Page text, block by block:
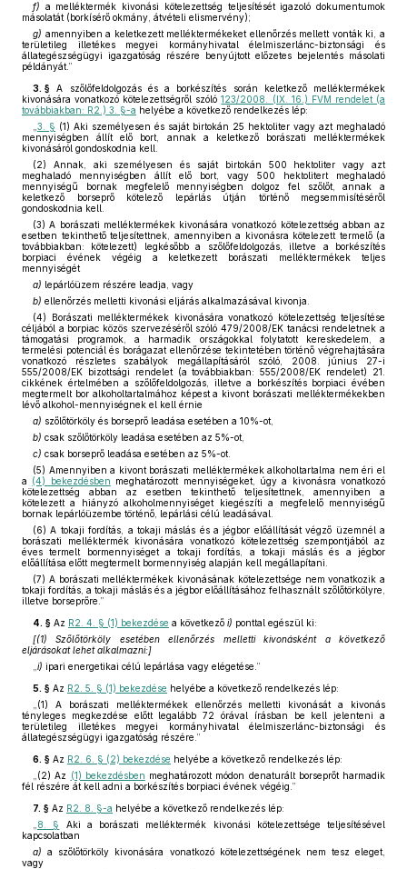
f) a melléktermék kivonási kötelezettség teljesítését igazoló dokumentumok
másolatát (borkísérő okmány, átvételi elismervény);
g) amennyiben a keletkezett melléktermékeket ellenőrzés mellett vonták ki, a
területileg illetékes megyei kormányhivatal élelmiszerlánc-biztonsági és
állategészségügyi igazgatóság részére benyújtott előzetes bejelentés másolati
példányát.”
3. § A szőlőfeldolgozás és a borkészítés során keletkező melléktermékek
kivonására vonatkozó kötelezettségről szóló123/2008. (IX. 16.) FVM rendelet (a
továbbiakban: R2.) 3. §-a helyébe a következő rendelkezés lép:
3. § (1) Aki személyesen és saját birtokán 25 hektoliter vagy azt meghaladó
mennyiségben állít elő bort, annak a keletkező borászati melléktermékek
kivonásáról gondoskodnia kell.
(2) Annak, aki személyesen és saját birtokán 500 hektoliter vagy azt
meghaladó mennyiségben állít elő bort, vagy 500 hektolitert meghaladó
mennyiségű bornak megfelelő mennyiségben dolgoz fel szőlőt, annak a
keletkező borseprő kötelező lepárlás útján történő megsemmisítéséről
gondoskodnia kell.
(3) A borászati melléktermékek kivonására vonatkozó kötelezettség abban az
esetben tekinthető teljesítettnek, amennyiben a kivonásra kötelezett termelő (a
továbbiakban: kötelezett) legkésőbb a szőlőfeldolgozás, illetve a borkészítés
borpiaci évének végéig a keletkezett borászati melléktermékek teljes
mennyiségét
a) lepárlóüzem részére leadja, vagy
b) ellenőrzés melletti kivonási eljárás alkalmazásával kivonja.
(4) Borászati melléktermékek kivonására vonatkozó kötelezettség teljesítése
céljából a borpiac közös szervezéséről szóló 479/2008/EK tanácsi rendeletnek a
támogatási programok, a harmadik országokkal folytatott kereskedelem, a
termelési potenciál és borágazat ellenőrzése tekintetében történő végrehajtására
vonatkozó részletes szabályok megállapításáról szóló, 2008. június 27-i
555/2008/EK bizottsági rendelet (a továbbiakban: 555/2008/EK rendelet) 21.
cikkének értelmében a szőlőfeldolgozás, illetve a borkészítés borpiaci évében
megtermelt bor alkoholtartalmához képest a kivont borászati melléktermékekben
lévő alkohol-mennyiségnek el kell érnie
a) szőlőtörköly és borseprő leadása esetében a 10%-ot,
b) csak szőlőtörköly leadása esetében az 5%-ot,
c) csak borseprő leadása esetében az 5%-ot.
(5) Amennyiben a kivont borászati melléktermékek alkoholtartalma nem éri el
a (4) bekezdésben meghatározott mennyiségeket, úgy a kivonásra vonatkozó
kötelezettség abban az esetben tekinthető teljesítettnek, amennyiben a
kötelezett a hiányzó alkoholmennyiséget kiegészíti a megfelelő mennyiségű
bornak lepárlóüzembe történő, lepárlási célú leadásával.
(6) A tokaji fordítás, a tokaji máslás és a jégbor előállítását végző üzemnél a
borászati melléktermék kivonására vonatkozó kötelezettség szempontjából az
éves termelt bormennyiséget a tokaji fordítás, a tokaji máslás és a jégbor
előállítása előtt megtermelt bormennyiség alapján kell megállapítani.
(7) A borászati melléktermékek kivonásának kötelezettsége nem vonatkozik a
tokaji fordítás, a tokaji máslás és a jégbor előállításához felhasznált szőlőtörkölyre,
illetve borseprőre.”
4. § Az R2. 4. § (1) bekezdése a következő i) ponttal egészül ki:
[(1) Szőlőtörköly esetében ellenőrzés melletti kivonásként a következő
eljárásokat lehet alkalmazni:]
i) ipari energetikai célú lepárlása vagy elégetése.”
5. § Az R2. 5. § (1) bekezdése helyébe a következő rendelkezés lép:
„(1) A borászati melléktermékek ellenőrzés melletti kivonását a kivonás
tényleges megkezdése előtt legalább 72 órával írásban be kell jelenteni a
területileg illetékes megyei kormányhivatal élelmiszerlánc-biztonsági és
állategészségügyi igazgatóság részére.”
6. § Az R2. 6. § (2) bekezdése helyébe a következő rendelkezés lép:
„(2) Az (1) bekezdésben meghatározott módon denaturált borseprőt harmadik
fél részére át kell adni a borkészítés borpiaci évének végéig.”
7. § Az R2. 8. §-a helyébe a következő rendelkezés lép:
8. §
Aki a borászati melléktermék kivonási kötelezettsége teljesítésével
kapcsolatban
a) a szőlőtörköly kivonására vonatkozó kötelezettségének nem tesz eleget,
vagy